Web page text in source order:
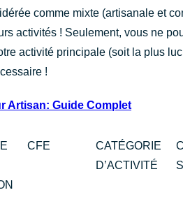
comme mixte (artisanale et
activités ! Seulement, vous ne
activité principale (soit la plus
!
Artisan: Guide Complet
CFE
CATÉGORIE
D’ACTIVITÉ